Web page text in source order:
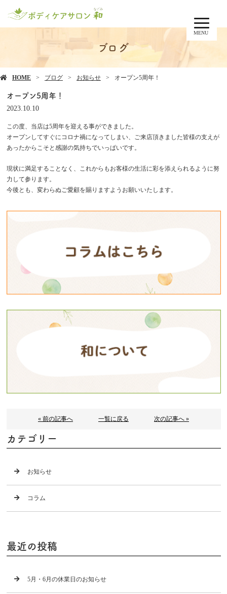
MENU
ブログ
HOME ブログ お知らせ オープン5周年！
オープン5周年！
2023.10.10
この度、当店は5周年を迎える事ができました。
オープンしてすぐにコロナ禍になってしまい、ご来店頂きました皆様の支えが
あったからこそと感謝の気持ちでいっぱいです。
現状に満足することなく、これからもお客様の生活に彩を添えられるように努
力して参ります。
今後とも、変わらぬご愛顧を賜りますようお願いいたします。
« 前の記事へ 一覧に戻る 次の記事へ »
カテゴリー
お知らせ
コラム
最近の投稿
5月・6月の休業日のお知らせ